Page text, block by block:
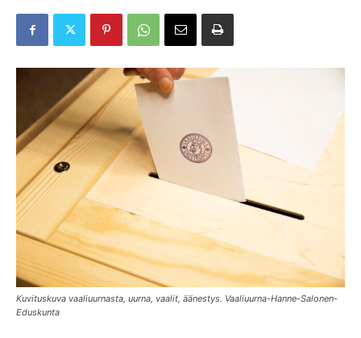
Kuvituskuva vaaliuurnasta, uurna, vaalit, äänestys. Vaaliuurna-Hanne-Salonen-
Eduskunta